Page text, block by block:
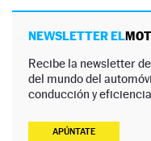
NEWSLETTER EL
Recibe la newsletter
del mundo del
conducción y eficiencia.
APÚNTATE